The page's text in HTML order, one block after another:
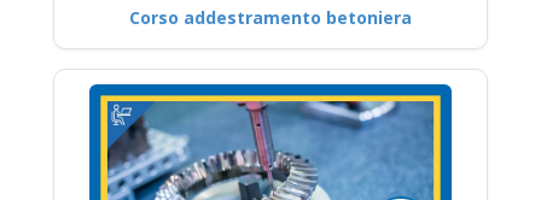
Corso addestramento betoniera